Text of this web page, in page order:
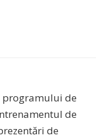
programului de
de
de